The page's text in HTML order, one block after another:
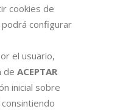
cookies de
configurar
el usuario,
de ACEPTAR
inicial sobre